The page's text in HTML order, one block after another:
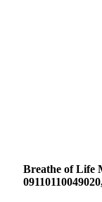
Breathe of Life